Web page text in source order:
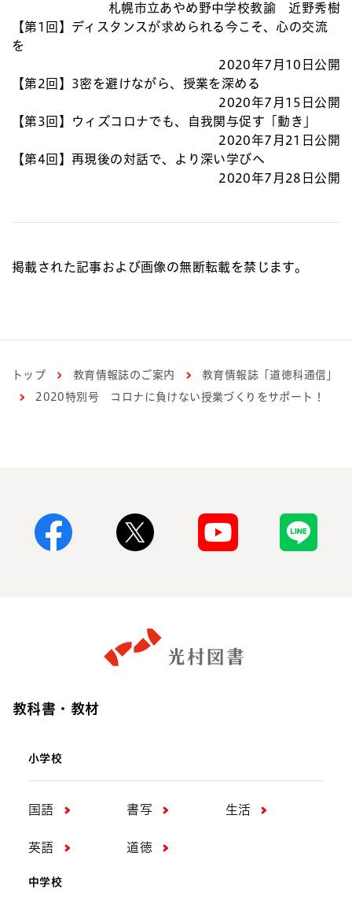
札幌市立あやめ野中学校教諭 近野秀樹
【第1回】ディスタンスが求められる今こそ、心の交流
を
2020年7月10日公開
【第2回】3密を避けながら、授業を深める
2020年7月15日公開
【第3回】ウィズコロナでも、自我関与促す「動き」
2020年7月21日公開
【第4回】再現後の対話で、より深い学びへ
2020年7月28日公開
掲載された記事および画像の無断転載を禁じます。
トップ 教育情報誌のご案内
教育情報誌「道徳科通信」
2020特別号 コロナに負けない授業づくりをサポート！
教科書・教材
小学校
国語 書写 生活
英語 道徳
中学校